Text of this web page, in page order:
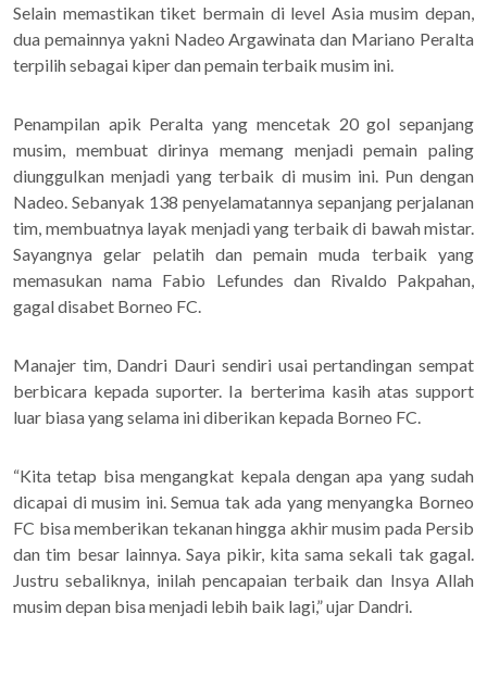
Selain memastikan tiket bermain di level Asia musim depan,
dua pemainnya yakni Nadeo Argawinata dan Mariano Peralta
terpilih sebagai kiper dan pemain terbaik musim ini.
Penampilan apik Peralta yang mencetak 20 gol sepanjang
musim, membuat dirinya memang menjadi pemain paling
diunggulkan menjadi yang terbaik di musim ini. Pun dengan
Nadeo. Sebanyak 138 penyelamatannya sepanjang perjalanan
tim, membuatnya layak menjadi yang terbaik di bawah mistar.
Sayangnya gelar pelatih dan pemain muda terbaik yang
memasukan nama Fabio Lefundes dan Rivaldo Pakpahan,
gagal disabet Borneo FC.
Manajer tim, Dandri Dauri sendiri usai pertandingan sempat
berbicara kepada suporter. Ia berterima kasih atas support
luar biasa yang selama ini diberikan kepada Borneo FC.
“Kita tetap bisa mengangkat kepala dengan apa yang sudah
dicapai di musim ini. Semua tak ada yang menyangka Borneo
FC bisa memberikan tekanan hingga akhir musim pada Persib
dan tim besar lainnya. Saya pikir, kita sama sekali tak gagal.
Justru sebaliknya, inilah pencapaian terbaik dan Insya Allah
musim depan bisa menjadi lebih baik lagi,” ujar Dandri.